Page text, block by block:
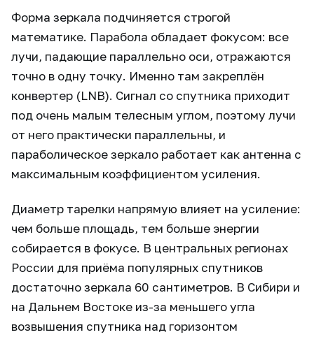
Форма зеркала подчиняется строгой
математике. Парабола обладает фокусом: все
лучи, падающие параллельно оси, отражаются
точно в одну точку. Именно там закреплён
конвертер (LNB). Сигнал со спутника приходит
под очень малым телесным углом, поэтому лучи
от него практически параллельны, и
параболическое зеркало работает как антенна с
максимальным коэффициентом усиления.
Диаметр тарелки напрямую влияет на усиление:
чем больше площадь, тем больше энергии
собирается в фокусе. В центральных регионах
России для приёма популярных спутников
достаточно зеркала 60 сантиметров. В Сибири и
на Дальнем Востоке из-за меньшего угла
возвышения спутника над горизонтом